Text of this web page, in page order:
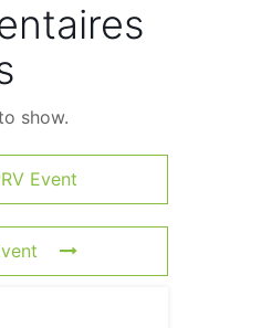
show.
Event